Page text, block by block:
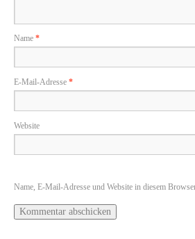
Name *
E-Mail-Adresse *
Website
Name, E-Mail-Adresse und Website in diesem